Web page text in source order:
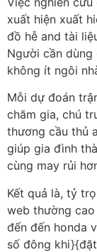
xuất hiện xuất
đồ hễ and tài
Người cần
không ít ngôi
Mỗi dự đoán
chăm gia, chú
thương cầu thủ
giúp gia đình
cùng may rủi
Kết quả là, tỷ
web thường
đến đến honda
số đông